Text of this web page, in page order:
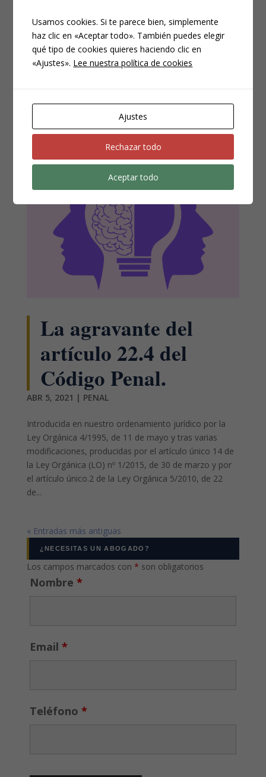
ideológica.
ABR 7, 2021 |PENAL
Introducción. La STS nº 458/2019, de 9 de octubre,
(Ponente Excmo. Sr. D. Andrés Martínez Arrieta) realiza
un análisis de la actuación motivada por una
discriminación referente a la ideología de la víctima.
Señala que el...
La agravante del
artículo 22.4 del
Código Penal.
ABR 5, 2021 | PENAL
Introducida en nuestro ordenamiento jurídico por la
Ley Orgánica 4/1995, de 11 de mayo y tras varias
modificaciones, producidas por el artículo único 14 de
la Ley Orgánica (LO) nº 1/2015, de 30 de marzo y por
el artículo único.2 de la Ley Orgánica 5/2010, de 22
de...
« Entradas más antiguas
¿NECESITAS UN ABOGADO?
Los campos marcados con * son obligatorios
Nombre *
Email *
Teléfono *
Usamos cookies. Si te parece bien, simplemente
haz clic en «Aceptar todo». También puedes elegir
qué tipo de cookies quieres haciendo clic en
«Ajustes». Lee nuestra política de cookies
Ajustes
Rechazar todo
Aceptar todo